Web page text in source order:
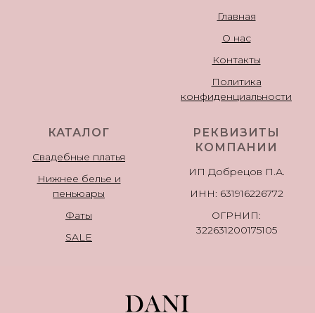
Главная
О нас
Контакты
Политика
конфиденциальности
КАТАЛОГ
Свадебные платья
Нижнее белье и
пеньюары
Фаты
SALE
РЕКВИЗИТЫ
КОМПАНИИ
ИП Добрецов П.А.
ИНН: 631916226772
ОГРНИП:
322631200175105